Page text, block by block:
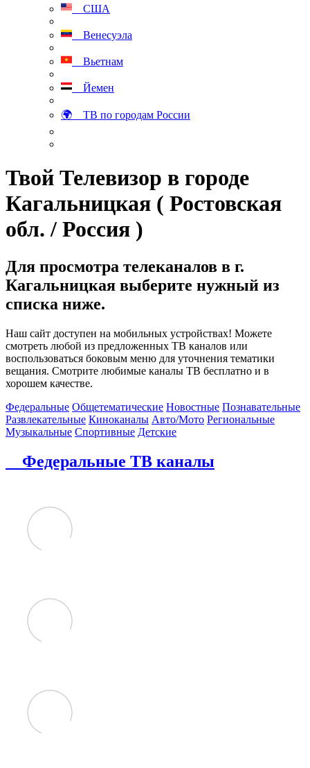
США
Венесуэла
Вьетнам
Йемен
🌍 ТВ по городам России
Твой Телевизор в городе
Кагальницкая ( Ростовская
обл. / Россия )
Для просмотра телеканалов в г.
Кагальницкая выберите нужный из
списка ниже.
Наш сайт доступен на мобильных устройствах! Можете
смотреть любой из предложенных ТВ каналов или
воспользоваться боковым меню для уточнения тематики
вещания. Смотрите любимые каналы ТВ бесплатно и в
хорошем качестве.
Федеральные Общетематические Новостные Познавательные
Развлекательные Киноканалы Авто/Мото Региональные
Музыкальные Спортивные Детские
Федеральные ТВ каналы